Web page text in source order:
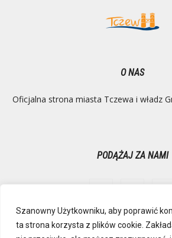
Szanowny Użytkowniku, aby poprawić
ta strona korzysta z plików cookie.
O NAS
Oficjalna strona miasta Tczewa i władz
PODĄŻAJ ZA NAMI
Ochrona danych osobowych Inspektor